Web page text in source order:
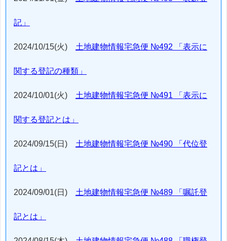
記」
2024/10/15(火) 土地建物情報宅急便 №492 「表示に
関する登記の種類」
2024/10/01(火) 土地建物情報宅急便 №491 「表示に
関する登記とは」
2024/09/15(日) 土地建物情報宅急便 №490 「代位登
記とは」
2024/09/01(日) 土地建物情報宅急便 №489 「嘱託登
記とは」